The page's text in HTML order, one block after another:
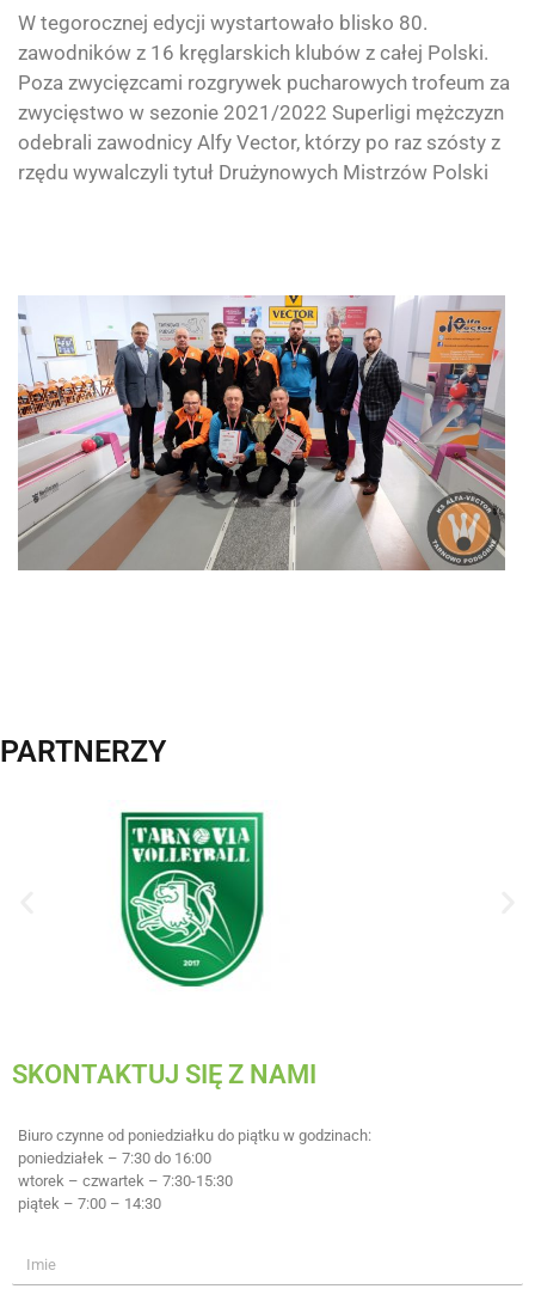
W tegorocznej edycji wystartowało blisko 80.
zawodników z 16 kręglarskich klubów z całej Polski.
Poza zwycięzcami rozgrywek pucharowych trofeum za
zwycięstwo w sezonie 2021/2022 Superligi mężczyzn
odebrali zawodnicy Alfy Vector, którzy po raz szósty z
rzędu wywalczyli tytuł Drużynowych Mistrzów Polski
PARTNERZY
SKONTAKTUJ SIĘ Z NAMI
Biuro czynne od poniedziałku do piątku w godzinach:
poniedziałek – 7:30 do 16:00
wtorek – czwartek – 7:30-15:30
piątek – 7:00 – 14:30